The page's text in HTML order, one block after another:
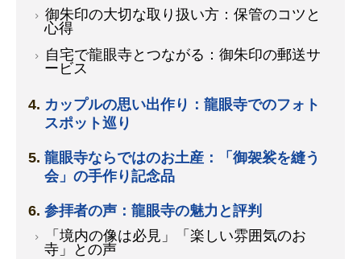
御朱印の大切な取り扱い方：保管のコツと
心得
自宅で龍眼寺とつながる：御朱印の郵送サ
ービス
カップルの思い出作り：龍眼寺でのフォト
スポット巡り
龍眼寺ならではのお土産：「御袈裟を縫う
会」の手作り記念品
参拝者の声：龍眼寺の魅力と評判
「境内の像は必見」「楽しい雰囲気のお
寺」との声